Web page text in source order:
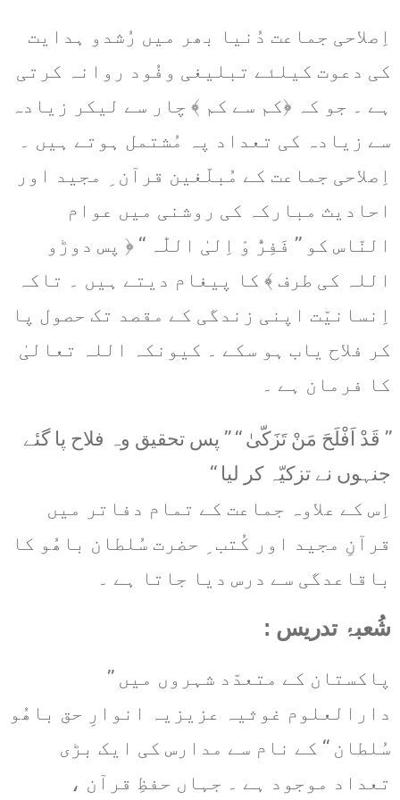
اِصلاحی جماعت دُنیا بھر میں رُشدو ہدایت
کی دعوت کیلئے تبلیغی وفُود روانہ کرتی
ہے ۔ جو کہ ﴿کم سے کم ﴾ چار سے لیکر زیادہ
سے زیادہ کی تعداد پہ مُشتمل ہوتے ہیں ۔
اِصلاحی جماعت کے مُبلّغین قرآن ِ مجید اور
احادیث مبارکہ کی روشنی میں عوام
النّاس کو ’’ فَفِرُّ وْ اِلیٰ اللّٰہ ‘‘ ﴿ پس دوڑو
اللہ کی طرف ﴾ کا پیغام دیتے ہیں ۔ تاکہ
اِنسانیّت اپنی زندگی کے مقصد تک حصول پا
کر فلاح یاب ہو سکے ۔ کیونکہ اللہ تعالیٰ
کا فرمان ہے ۔
’’ قَدْ اَفْلَحَ مَنْ تَزَکّیٰ ‘‘ ’’ پس تحقیق وہ فلاح پا گئے
جنہوں نے تزکیّہ کر لیا ‘‘
اِس کے علاوہ جماعت کے تمام دفاتر میں
قرآنِ مجید اور کُتب ِ حضرت سُلطان باھُو کا
باقاعدگی سے درس دیا جاتا ہے ۔
شُعبۂ تدریس :
پاکستان کے متعدّد شہروں میں ’’
دارالعلوم غوثیہ عزیزیہ انوارِ حق باھُو
سُلطان ‘‘ کے نام سے مدارس کی ایک بڑی
تعداد موجود ہے ۔ جہاں حفظِ قرآن ،